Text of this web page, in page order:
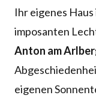
Ihr eigenes
imposanten
Anton am
eigenen